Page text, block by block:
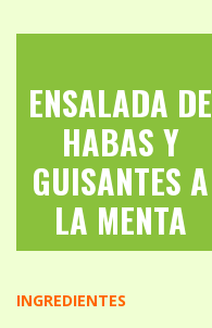
ENSALADA DE
HABAS Y
GUISANTES A
LA MENTA
INGREDIENTES